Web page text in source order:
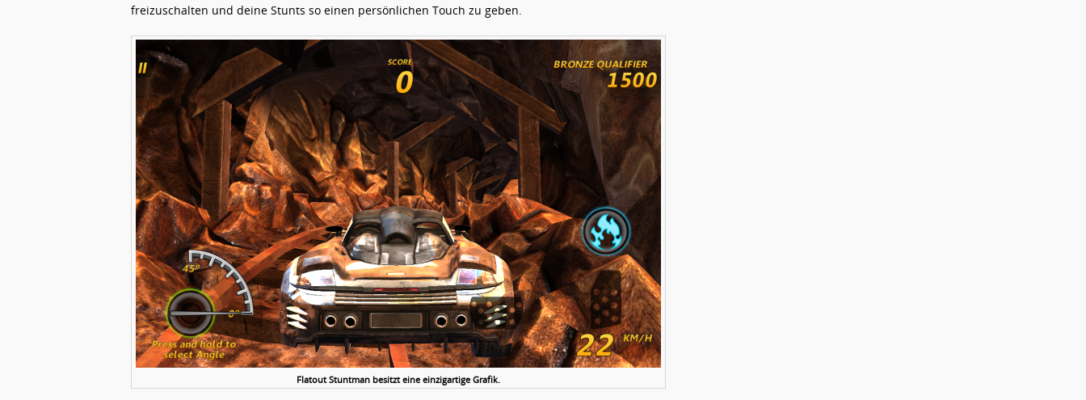
freizuschalten und deine Stunts so einen persönlichen Touch zu geben.
Flatout Stuntman besitzt eine einzigartige Grafik.